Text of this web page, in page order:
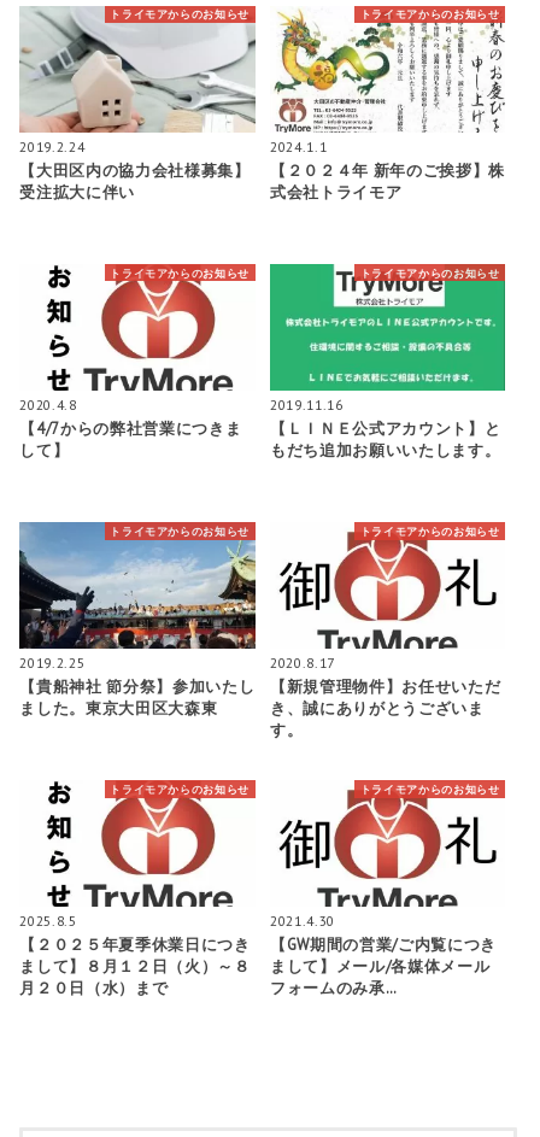
トライモアからのお知らせ
2019.2.24
【大田区内の協力会社様募集】
受注拡大に伴い
トライモアからのお知らせ
2024.1.1
【２０２４年 新年のご挨拶】株
式会社トライモア
トライモアからのお知らせ
2020.4.8
【4/7からの弊社営業につきま
して】
トライモアからのお知らせ
2019.11.16
【ＬＩＮＥ公式アカウント】と
もだち追加お願いいたします。
トライモアからのお知らせ
2019.2.25
【貴船神社 節分祭】参加いたし
ました。東京大田区大森東
トライモアからのお知らせ
2020.8.17
【新規管理物件】お任せいただ
き、誠にありがとうございま
す。
トライモアからのお知らせ
2025.8.5
【２０２５年夏季休業日につき
まして】８月１２日（火）～８
月２０日（水）まで
トライモアからのお知らせ
2021.4.30
【GW期間の営業/ご内覧につき
まして】メール/各媒体メール
フォームのみ承…